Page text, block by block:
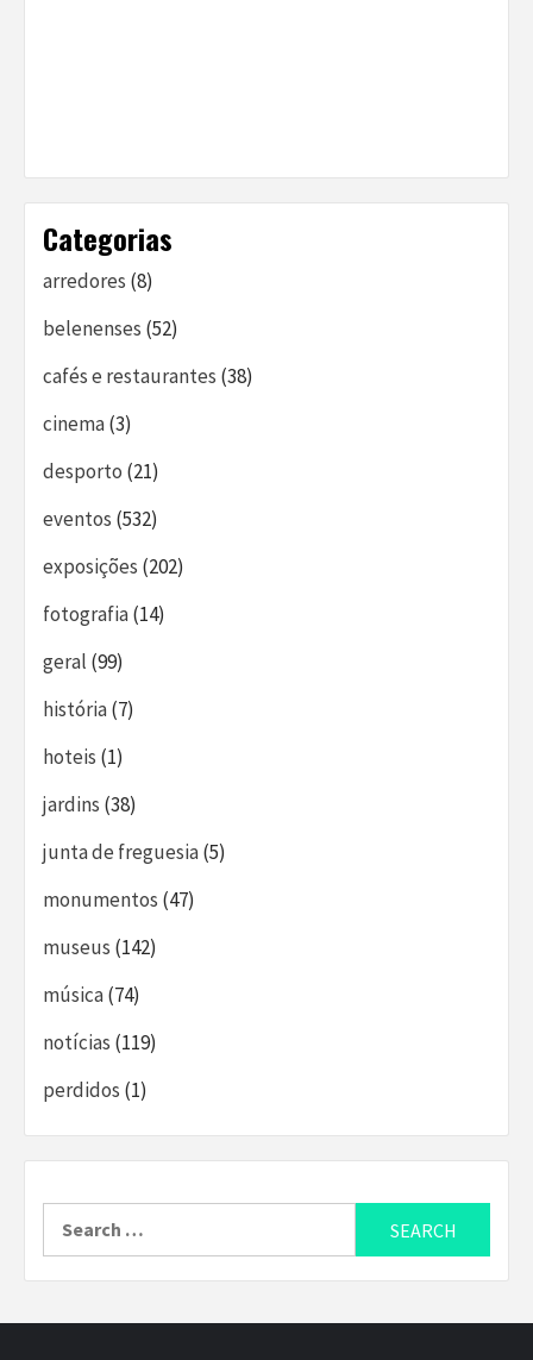
Categorias
arredores (8)
belenenses (52)
cafés e restaurantes (38)
cinema(3)
desporto (21)
eventos (532)
exposições (202)
fotografia(14)
geral (99)
história(7)
hoteis (1)
jardins (38)
junta de freguesia(5)
monumentos (47)
museus (142)
música(74)
notícias (119)
perdidos (1)